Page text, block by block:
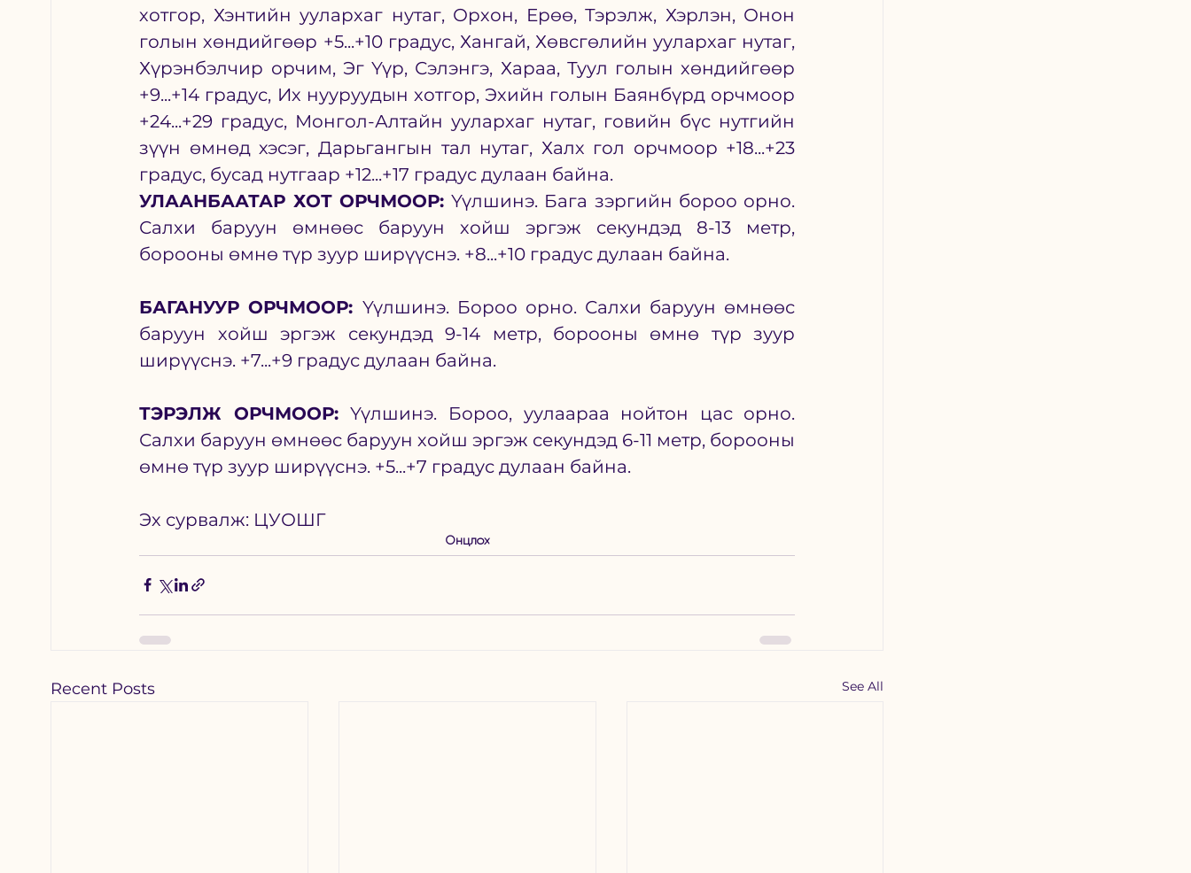
хотгор, Хэнтийн уулархаг нутаг, Орхон, Ерөө, Тэрэлж, Хэрлэн, Онон
голын хөндийгөөр +5...+10 градус, Хангай, Хөвсгөлийн уулархаг нутаг,
Хүрэнбэлчир орчим, Эг Үүр, Сэлэнгэ, Хараа, Туул голын хөндийгөөр
+9...+14 градус, Их нууруудын хотгор, Эхийн голын Баянбүрд орчмоор
+24...+29 градус, Монгол-Алтайн уулархаг нутаг, говийн бүс нутгийн
зүүн өмнөд хэсэг, Дарьгангын тал нутаг, Халх гол орчмоор +18...+23
градус, бусад нутгаар +12...+17 градус дулаан байна.
УЛААНБААТАР ХОТ ОРЧМООР: Үүлшинэ. Бага зэргийн бороо орно.
Салхи баруун өмнөөс баруун хойш эргэж секундэд 8-13 метр,
борооны өмнө түр зуур ширүүснэ. +8...+10 градус дулаан байна.
БАГАНУУР ОРЧМООР: Үүлшинэ. Бороо орно. Салхи баруун өмнөөс
баруун хойш эргэж секундэд 9-14 метр, борооны өмнө түр зуур
ширүүснэ. +7...+9 градус дулаан байна.
ТЭРЭЛЖ ОРЧМООР: Үүлшинэ. Бороо, уулаараа нойтон цас орно.
Салхи баруун өмнөөс баруун хойш эргэж секундэд 6-11 метр, борооны
өмнө түр зуур ширүүснэ. +5...+7 градус дулаан байна.
Эх сурвалж: ЦУОШГ
Онцлох
Recent Posts See All